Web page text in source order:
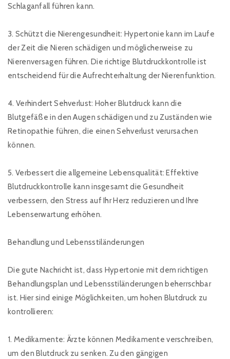
Schlaganfall führen kann.
3. Schützt die Nierengesundheit: Hypertonie kann im Laufe
der Zeit die Nieren schädigen und möglicherweise zu
Nierenversagen führen. Die richtige Blutdruckkontrolle ist
entscheidend für die Aufrechterhaltung der Nierenfunktion.
4. Verhindert Sehverlust: Hoher Blutdruck kann die
Blutgefäße in den Augen schädigen und zu Zuständen wie
Retinopathie führen, die einen Sehverlust verursachen
können.
5. Verbessert die allgemeine Lebensqualität: Effektive
Blutdruckkontrolle kann insgesamt die Gesundheit
verbessern, den Stress auf Ihr Herz reduzieren und Ihre
Lebenserwartung erhöhen.
Behandlung und Lebensstiländerungen
Die gute Nachricht ist, dass Hypertonie mit dem richtigen
Behandlungsplan und Lebensstiländerungen beherrschbar
ist. Hier sind einige Möglichkeiten, um hohen Blutdruck zu
kontrollieren:
1. Medikamente: Ärzte können Medikamente verschreiben,
um den Blutdruck zu senken. Zu den gängigen